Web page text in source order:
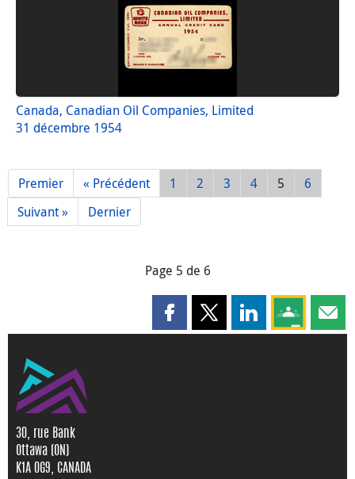
Canada, Canadian Oil Companies, Limited
31 décembre 1954
Premier « Précédent 1 2 3 4 5
6
Suivant »
Dernier
Page 5 de 6
Partager cette page sur
Partager cette page sur X
Partager cette
Partagez
30, rue Bank
Ottawa (ON)
K1A 0G9, CANADA